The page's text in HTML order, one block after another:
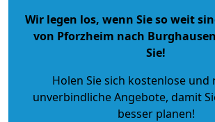
Wir legen los, wenn Sie so weit
von Pforzheim nach
Sie!
Holen Sie sich kostenlose und
unverbindliche Angebote, damit
besser planen!